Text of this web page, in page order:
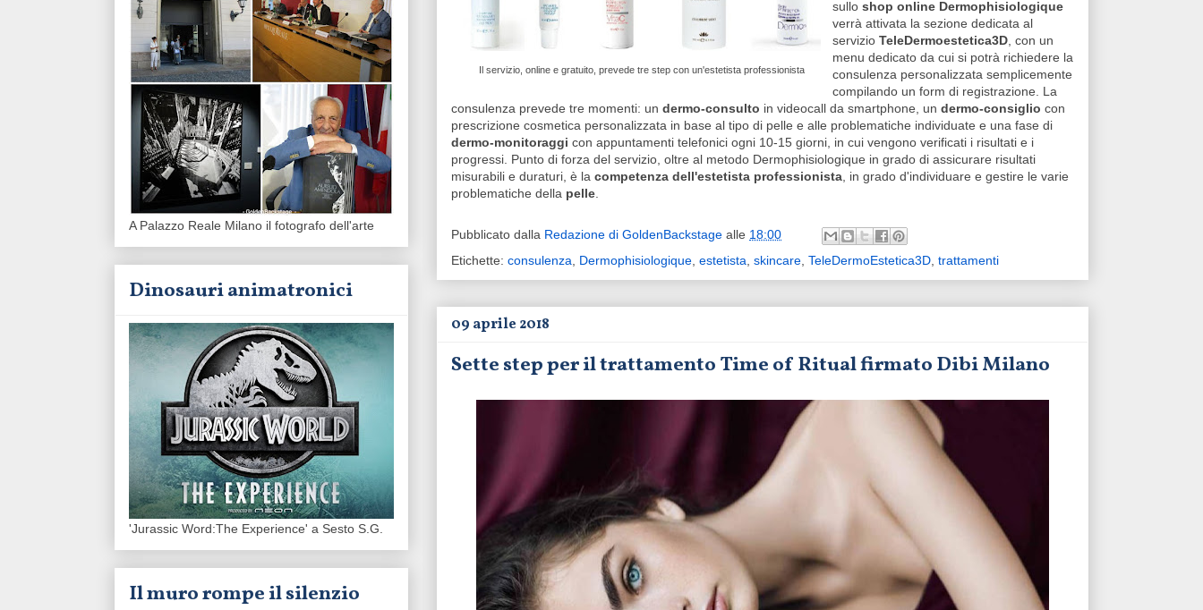
Il servizio, online e gratuito, prevede tre step con un'estetista professionista
sullo shop online Dermophisiologique
verrà attivata la sezione dedicata al
servizio TeleDermoestetica3D, con un
menu dedicato da cui si potrà richiedere la
consulenza personalizzata semplicemente
compilando un form di registrazione. La
consulenza prevede tre momenti: un dermo-consulto in videocall da smartphone, un dermo-consiglio con
prescrizione cosmetica personalizzata in base al tipo di pelle e alle problematiche individuate e una fase di
dermo-monitoraggi con appuntamenti telefonici ogni 10-15 giorni, in cui vengono verificati i risultati e i
progressi. Punto di forza del servizio, oltre al metodo Dermophisiologique in grado di assicurare risultati
misurabili e duraturi, è la competenza dell'estetista professionista, in grado d'individuare e gestire le varie
problematiche della pelle.
Pubblicato dalla Redazione di GoldenBackstage alle 18:00
Etichette: consulenza, Dermophisiologique, estetista, skincare, TeleDermoEstetica3D, trattamenti
09 aprile 2018
Sette step per il trattamento Time of Ritual firmato Dibi Milano
A Palazzo Reale Milano il fotografo dell'arte
Dinosauri animatronici
'Jurassic Word:The Experience' a Sesto S.G.
Il muro rompe il silenzio